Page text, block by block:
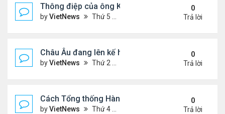
Thông điệp của ông Kim Jong-un khi đưa con gái
byVietNews Thứ 5 Tháng 9 04, 2025 4:12 pm
0
Trả lời
Châu Âu đang lên kế hoạch chi tiết về ý tưởng
byVietNews Thứ 2 Tháng 9 01, 2025 3:55 pm
0
Trả lời
Cách Tổng thống Hàn Quốc dập lửa căng thẳng
byVietNews Thứ 4 Tháng 8 27, 2025 4:57 pm
0
Trả lời